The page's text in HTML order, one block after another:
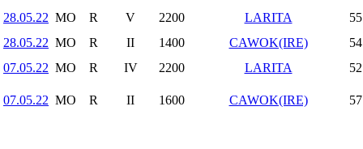
28.05.22 MO R V 2200 LARITA
28.05.22 MO R II 1400 CAWOK(IRE)
07.05.22 MO R IV 2200 LARITA
07.05.22 MO R II 1600 CAWOK(IRE)